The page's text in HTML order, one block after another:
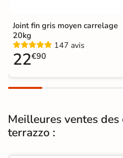
Pose
Support
Normes
Joint fin gris moyen carrelage
20kg
147 avis
22€90
Meilleures ventes
terrazzo :